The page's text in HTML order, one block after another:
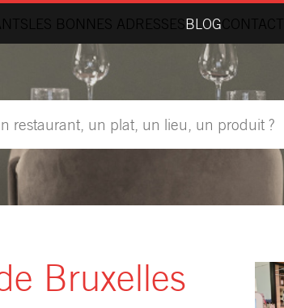
LES BONNES ADRESSESBLOGCONTACT
Bruxelles